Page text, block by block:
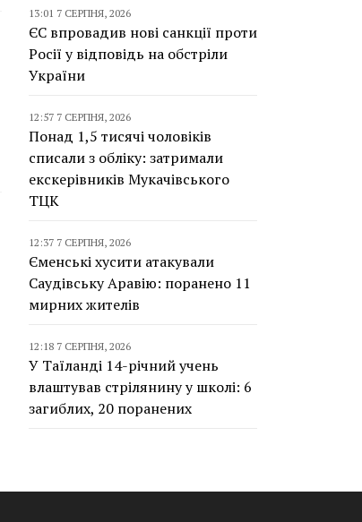
13:01 7 СЕРПНЯ, 2026
ЄС впровадив нові санкції проти
Росії у відповідь на обстріли
України
12:57 7 СЕРПНЯ, 2026
Понад 1,5 тисячі чоловіків
списали з обліку: затримали
екскерівників Мукачівського
ТЦК
12:37 7 СЕРПНЯ, 2026
Єменські хусити атакували
Саудівську Аравію: поранено 11
мирних жителів
12:18 7 СЕРПНЯ, 2026
У Таїланді 14-річний учень
влаштував стрілянину у школі: 6
загиблих, 20 поранених